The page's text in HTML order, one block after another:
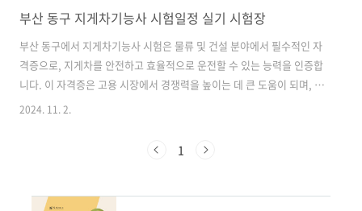
부산 동구 지게차기능사 시험일정 실기 시험장
부산 동구에서 지게차기능사 시험은 물류 및 건설 분야에서 필수적인 자
격증으로, 지게차를 안전하고 효율적으로 운전할 수 있는 능력을 인증합
니다. 이 자격증은 고용 시장에서 경쟁력을 높이는 데 큰 도움이 되며, 많
은 기업들이 지게차 운전자를 채용할 때 필수 조건으로 요구하고 있습니
기로 나뉘어 진행됩니다. 특히 실기 시험은 실제 작업 환경과 유사한 조
로가기] 👈 부산 동구의 지게차기능사 시험 일정 및 준비 방법 부산 동구
2024. 11. 2.
1